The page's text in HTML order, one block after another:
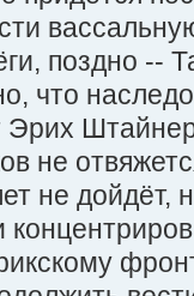
поздно --
что
не
не дойдёт,